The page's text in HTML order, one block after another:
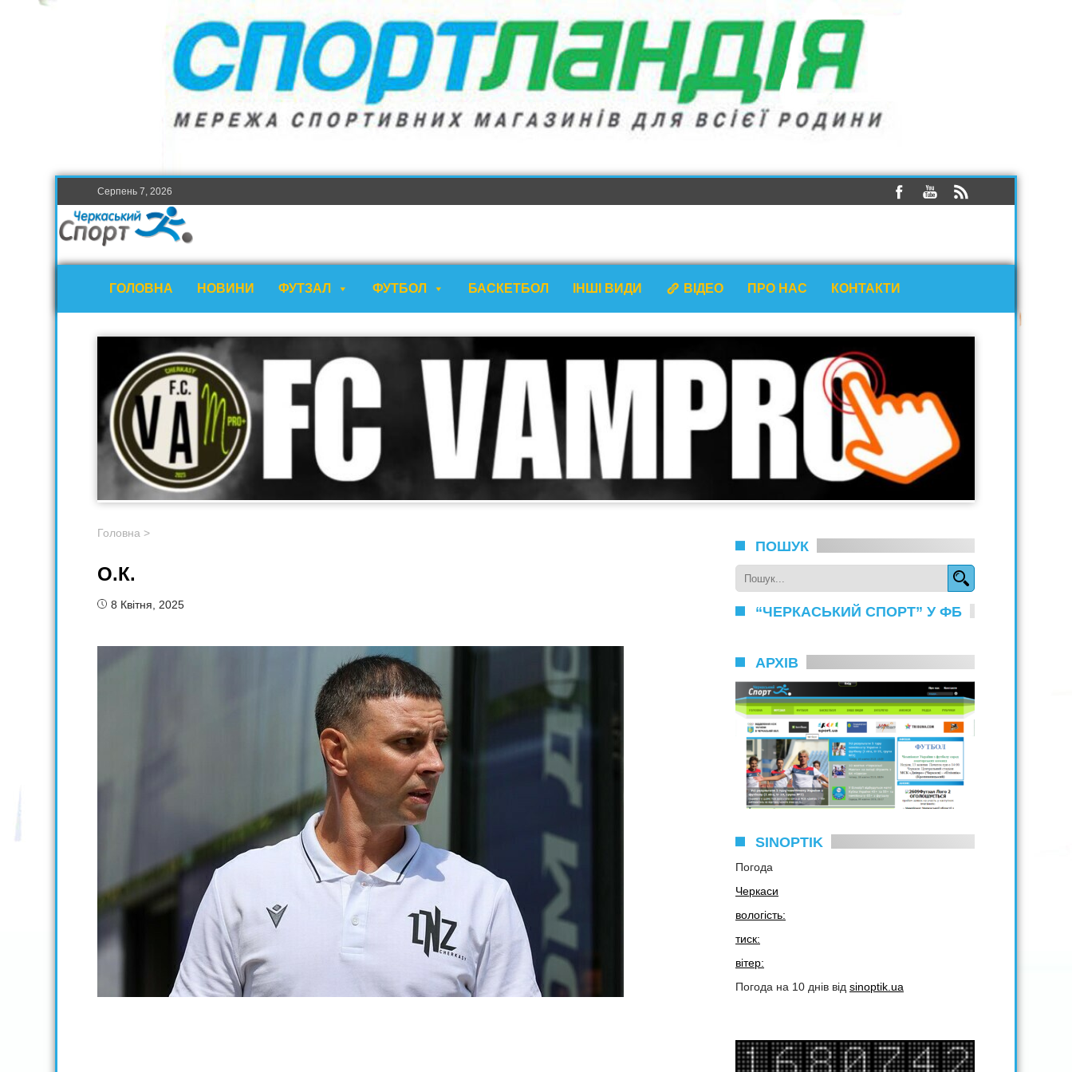
Серпень 7, 2026
ГОЛОВНА НОВИНИ ФУТЗАЛ ФУТБОЛ БАСКЕТБОЛ ІНШІ ВИДИ ВІДЕО ПРО НАС КОНТАКТИ
Головна >
О.К.
8 Квітня, 2025
ПОШУК
“ЧЕРКАСЬКИЙ СПОРТ” У ФБ
АРХІВ
SINOPTIK
Погода
Черкаси
вологість:
тиск:
вітер:
Погода на 10 днів від sinoptik.ua